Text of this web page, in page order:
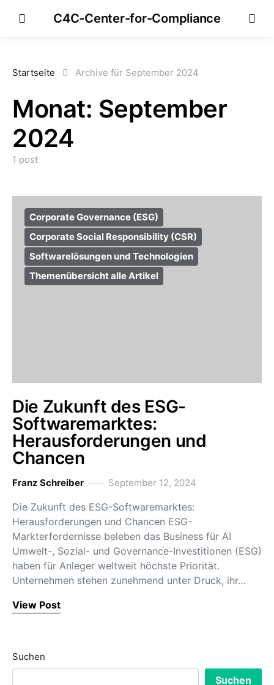
C4C-Center-for-Compliance
Startseite Archive für September 2024
Monat: September
2024
1 post
Corporate Governance (ESG)
Corporate Social Responsibility (CSR)
Softwarelösungen und Technologien
Themenübersicht alle Artikel
Die Zukunft des ESG-
Softwaremarktes:
Herausforderungen und
Chancen
Franz Schreiber September 12, 2024
Die Zukunft des ESG-Softwaremarktes:
Herausforderungen und Chancen ESG-
Markterfordernisse beleben das Business für AI
Umwelt-, Sozial- und Governance-Investitionen (ESG)
haben für Anleger weltweit höchste Priorität.
Unternehmen stehen zunehmend unter Druck, ihr…
View Post
Suchen
Suchen